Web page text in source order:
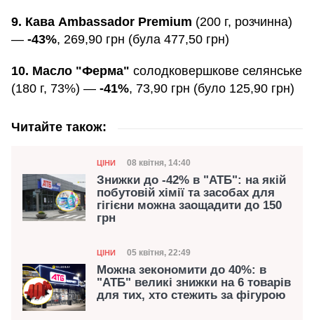
9. Кава Ambassador Premium (200 г, розчинна)
— -43%, 269,90 грн (була 477,50 грн)
10. Масло "Ферма" солодковершкове селянське
(180 г, 73%) — -41%, 73,90 грн (було 125,90 грн)
Читайте також:
Категорія
ЦІНИ Дата публікації
08 квітня, 14:40
Знижки до -42% в "АТБ": на якій
побутовій хімії та засобах для
гігієни можна заощадити до 150
грн
Категорія
ЦІНИ Дата публікації
05 квітня, 22:49
Можна зекономити до 40%: в
"АТБ" великі знижки на 6 товарів
для тих, хто стежить за фігурою